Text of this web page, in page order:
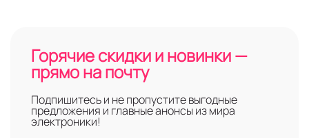
Горячие скидки и новинки —
прямо на почту
Подпишитесь и не пропустите выгодные
предложения и главные анонсы из мира
электроники!